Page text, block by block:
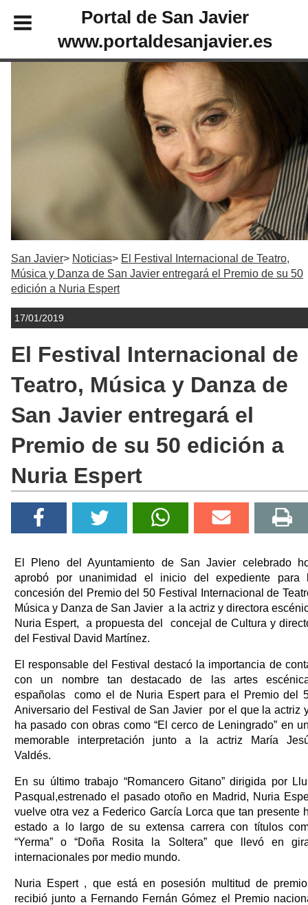
Portal de San Javier
www.portaldesanjavier.es
San Javier Noticias
El Festival Internacional de Teatro,
Música y Danza de San Javier entregará el Premio de su 50
edición a Nuria Espert
17/01/2019
El Festival Internacional de
Teatro, Música y Danza de
San Javier entregará el
Premio de su 50 edición a
Nuria Espert
El Pleno del Ayuntamiento de San Javier celebrado
aprobó por unanimidad el inicio del expediente para
concesión del Premio del 50 Festival Internacional de
Música y Danza de San Javier a la actriz y directora
Nuria Espert, a propuesta del concejal de Cultura y
del Festival David Martínez.
El responsable del Festival destacó la importancia de
con un nombre tan destacado de las artes
españolas como el de Nuria Espert para el Premio del
Aniversario del Festival de San Javier por el que la actriz
ha pasado con obras como “El cerco de Leningrado” en
memorable interpretación junto a la actriz María
Valdés.
En su último trabajo “Romancero Gitano” dirigida por
Pasqual,estrenado el pasado otoño en Madrid, Nuria
vuelve otra vez a Federico García Lorca que tan presente
estado a lo largo de su extensa carrera con títulos
“Yerma” o “Doña Rosita la Soltera” que llevó en
internacionales por medio mundo.
Nuria Espert , que está en posesión multitud de
recibió junto a Fernando Fernán Gómez el Premio